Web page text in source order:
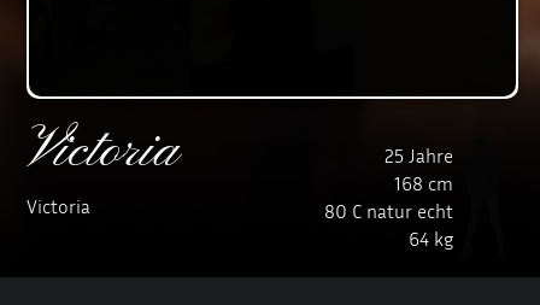
Victoria
Victoria
25 Jahre
168 cm
80 C natur echt
64 kg